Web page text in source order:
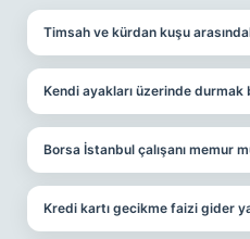
Timsah ve kürdan kuşu
Kendi ayakları üzerinde durmak
Borsa İstanbul çalışanı memur
Kredi kartı gecikme faizi gider